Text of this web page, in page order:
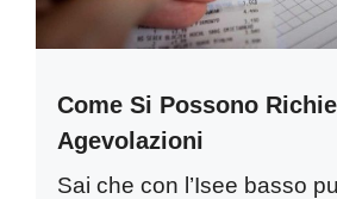
Come Si Possono
Agevolazioni
Sai che con l’Isee basso